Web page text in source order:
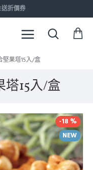
折價券
堅果塔15入/盒
15入/盒
NEW
-18 %